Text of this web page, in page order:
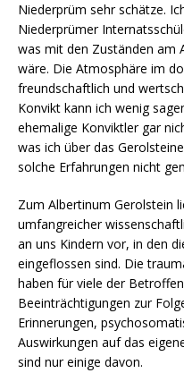
Niederprüm sehr schätze.
Niederprümer
was mit den Zuständen am
wäre. Die Atmosphäre im
freundschaftlich und
Konvikt kann ich wenig
ehemalige Konviktler gar
was ich über das
solche Erfahrungen nicht
Zum Albertinum Gerolstein
umfangreicher
an uns Kindern vor, in den
eingeflossen sind. Die
haben für viele der
Beeinträchtigungen zur
Erinnerungen,
Auswirkungen auf das
sind nur einige davon.